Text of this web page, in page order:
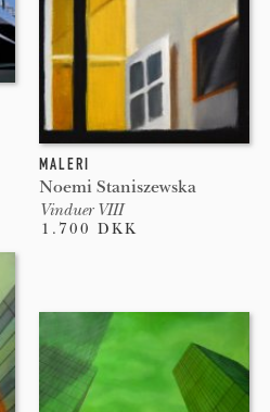
MALERI
Noemi Staniszewska
Vinduer VIII
1.700 DKK